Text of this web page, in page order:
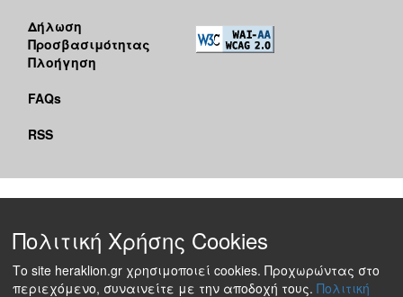
Δήλωση
Προσβασιμότητας
Πλοήγηση
FAQs
RSS
Πολιτική Χρήσης Cookies
Το site heraklion.gr χρησιμοποιεί cookies. Προχωρώντας στο
περιεχόμενο, συναινείτε με την αποδοχή τους. Πολιτική